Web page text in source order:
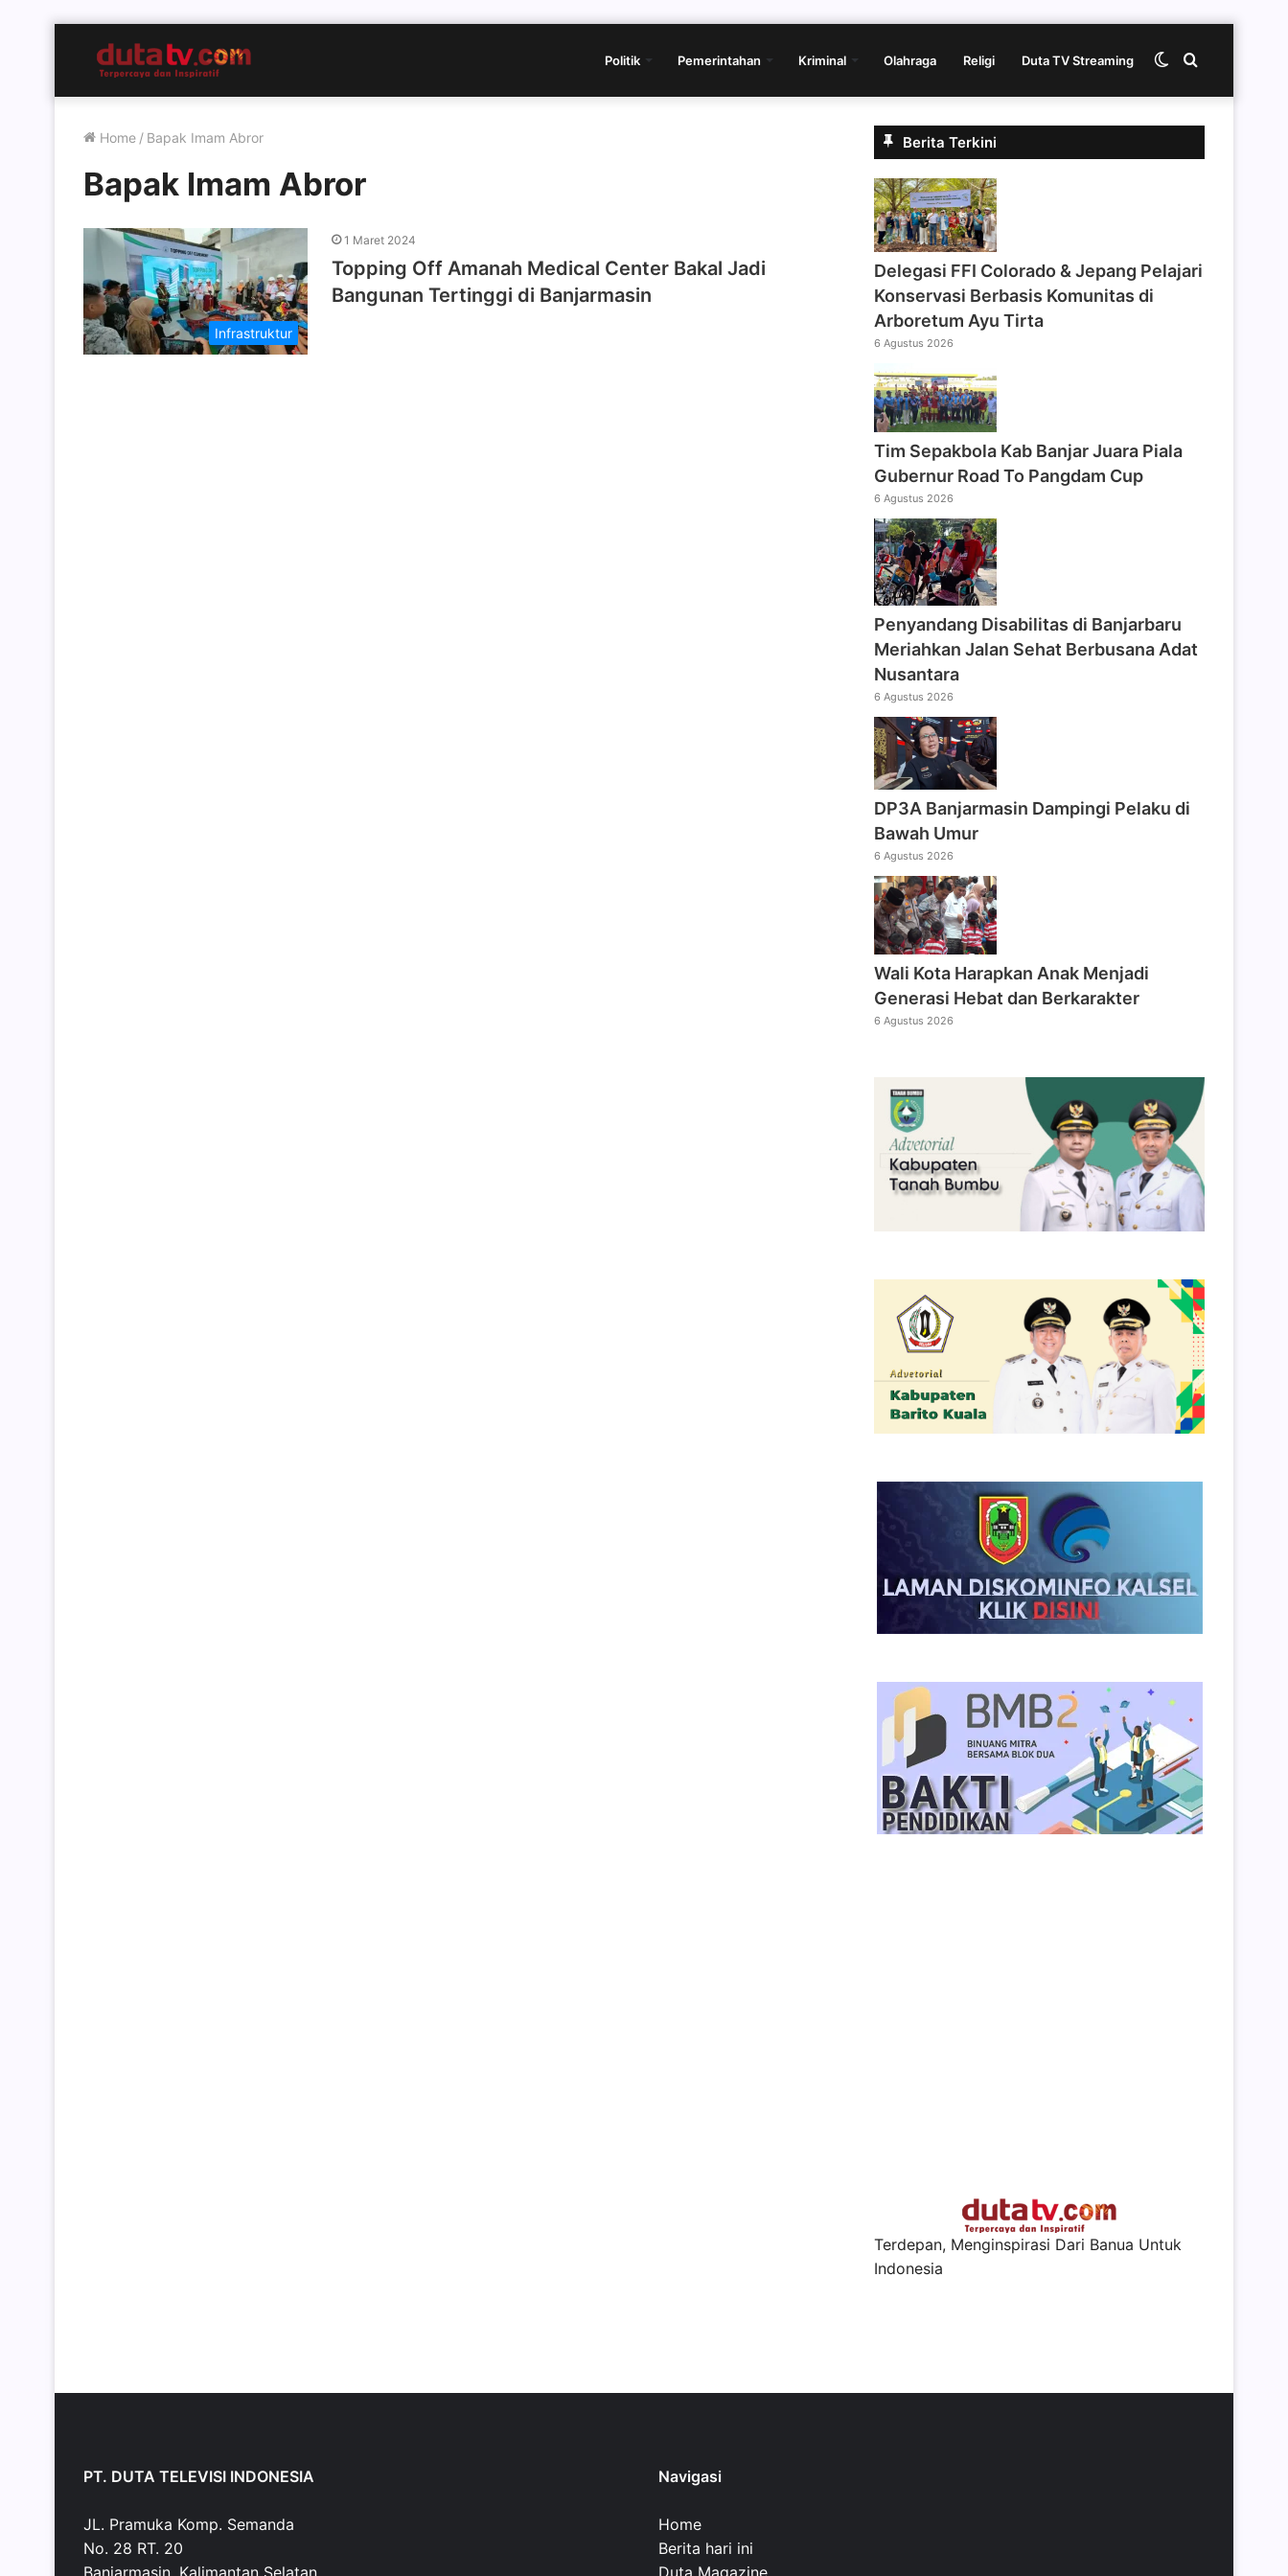
Politik Pemerintahan Kriminal Olahraga Religi Duta TV Streaming Cari
Switch
Home / Bapak Imam Abror
Bapak Imam Abror
Infrastruktur
1 Maret 2024
Topping Off Amanah Medical Center Bakal Jadi
Bangunan Tertinggi di Banjarmasin
Berita Terkini
Delegasi FFI Colorado & Jepang Pelajari
Konservasi Berbasis Komunitas di
Arboretum Ayu Tirta
6 Agustus 2026
Tim Sepakbola Kab Banjar Juara Piala
Gubernur Road To Pangdam Cup
6 Agustus 2026
Penyandang Disabilitas di Banjarbaru
Meriahkan Jalan Sehat Berbusana Adat
Nusantara
6 Agustus 2026
DP3A Banjarmasin Dampingi Pelaku di
Bawah Umur
6 Agustus 2026
Wali Kota Harapkan Anak Menjadi
Generasi Hebat dan Berkarakter
6 Agustus 2026
Terdepan, Menginspirasi Dari Banua Untuk
Indonesia
PT. DUTA TELEVISI INDONESIA
JL. Pramuka Komp. Semanda
No. 28 RT. 20
Banjarmasin, Kalimantan Selatan
Navigasi
Home
Berita hari ini
Duta Magazine